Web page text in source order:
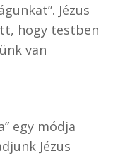
Jézus
hogy testben
van
egy módja
Jézus